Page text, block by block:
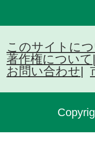
このサイトに
著作権について
お問い合わせ